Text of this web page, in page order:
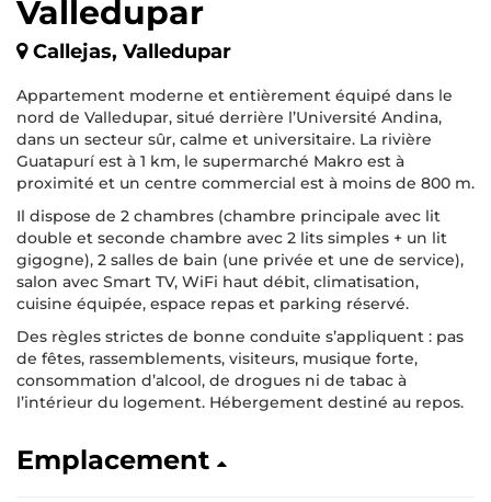
Valledupar
Callejas, Valledupar
Appartement moderne et entièrement équipé dans le
nord de Valledupar, situé derrière l’Université Andina,
dans un secteur sûr, calme et universitaire. La rivière
Guatapurí est à 1 km, le supermarché Makro est à
proximité et un centre commercial est à moins de 800 m.
Il dispose de 2 chambres (chambre principale avec lit
double et seconde chambre avec 2 lits simples + un lit
gigogne), 2 salles de bain (une privée et une de service),
salon avec Smart TV, WiFi haut débit, climatisation,
cuisine équipée, espace repas et parking réservé.
Des règles strictes de bonne conduite s’appliquent : pas
de fêtes, rassemblements, visiteurs, musique forte,
consommation d’alcool, de drogues ni de tabac à
l’intérieur du logement. Hébergement destiné au repos.
Emplacement